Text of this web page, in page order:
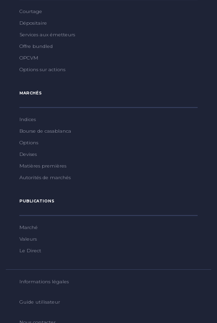
Courtage
Dépositaire
Services aux émetteurs
Offre bundled
OPCVM
Options sur actions
MARCHÉS
Indices
Bourse de casablanca
Options
Devises
Matières premières
Autorités de marchés
PUBLICATIONS
Marché
Valeurs
Le Direct
Informations légales
Guide utilisateur